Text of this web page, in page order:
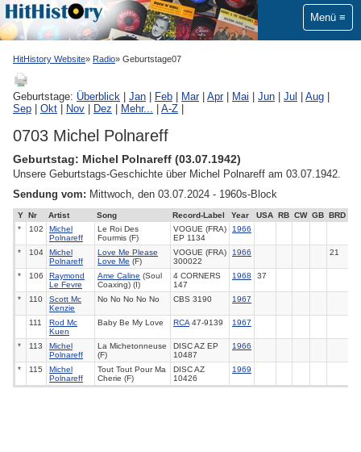
Menü
HitHistory Website Radio Geburtstage07
Geburtstage: Überblick Jan Feb Mar| Apr| Mai Jun Jul Aug
Sep
Okt Nov Dez Mehr... A-Z
0703 Michel Polnareff
Geburtstag: Michel Polnareff (03.07.1942)
Unsere Geburtstags-Geschichte über Michel Polnareff am 03.07.1942.
Sendung vom: Mittwoch, den 03.07.2024 - 1960s-Block
Y Nr Artist Song Record-Label Year USA RB CW GB
BRD
*
102
Michel
Polnareff
Le Roi Des
Fourmis (F)
VOGUE (FRA)
EP 1134
1966
* 104
Michel
Polnareff
Love Me Please
Love Me (F)
VOGUE (FRA)
300022
1966 21
* 106
Raymond
Le Fevre
Ame Caline (Soul
Coaxing) (I)
4 CORNERS
147
1968 37
* 110
Scott Mc
Kenzie
No No No No No CBS 3190 1967
111
Rod Mc
Kuen
Baby Be My Love RCA47-9139 1967
* 113
Michel
Polnareff
La Michetonneuse
(F)
DISC AZ EP
10487
1966
* 115
Michel
Polnareff
Tout Tout Pour Ma
Cherie (F)
DISC AZ
10426
1969